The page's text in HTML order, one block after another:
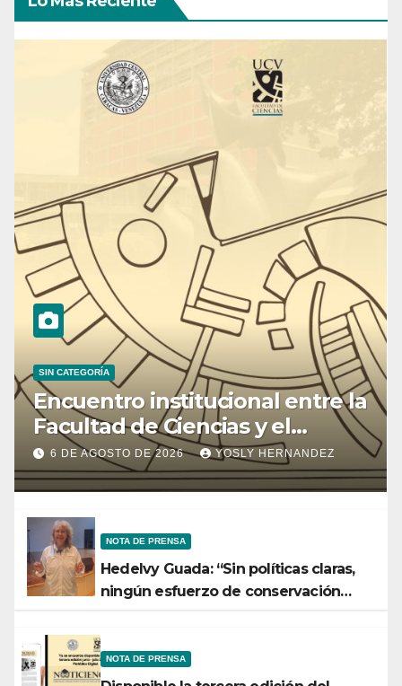
SIN CATEGORÍA
Encuentro institucional entre la
Facultad de Ciencias y el
Ministerio de Ciencia y
Tecnología
6 DE AGOSTO DE 2026 YOSLY HERNANDEZ
NOTA DE PRENSA
Hedelvy Guada: “Sin políticas claras,
ningún esfuerzo de conservación
NOTA DE PRENSA